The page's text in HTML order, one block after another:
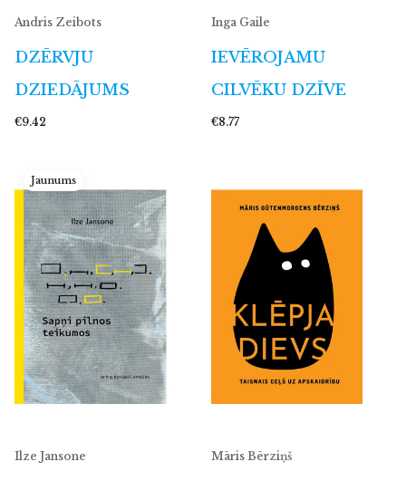
Andris Zeibots
DZĒRVJU
DZIEDĀJUMS
€9.42
Inga Gaile
IEVĒROJAMU
CILVĒKU DZĪVE
€8.77
Jaunums
Ilze Jansone Māris Bērziņš